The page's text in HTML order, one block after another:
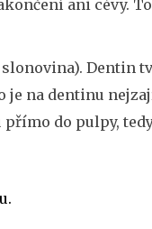
ani cévy. To
slonovina). Dentin
je na dentinu
do pulpy,